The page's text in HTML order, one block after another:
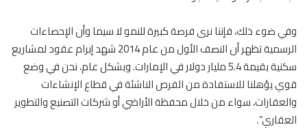
وفي ضوء ذلك، فإننا نرى فرصة كبيرة للنمو لا سيما وأن الإحصاءات
الرسمية تظهر أن النصف الأول من عام 2014 شهد إبرام عقود لمشاريع
سكنية بقيمة 5.4 مليار دولار في الإمارات. وبشكل عام، نحن في وضع
قوي يؤهلنا للاستفادة من الفرص الناشئة في قطاع الإنشاءات
والعقارات، سواء من خلال محفظة الأراضي أو شركات التصنيع والتطوير
العقاري”.